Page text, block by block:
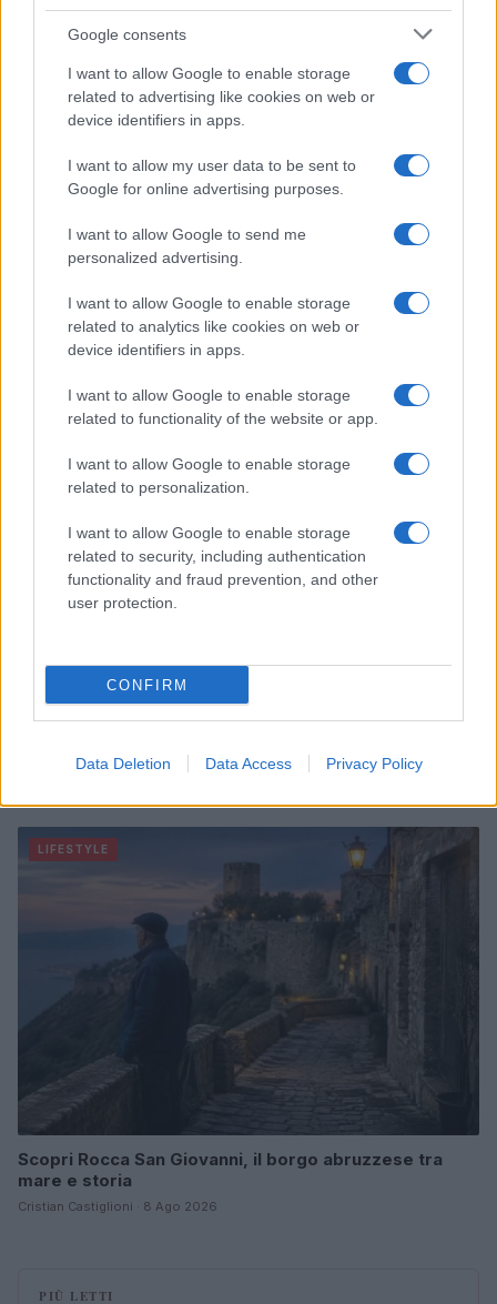
Google consents
I want to allow Google to enable storage
related to advertising like cookies on web or
device identifiers in apps.
I want to allow my user data to be sent to
Google for online advertising purposes.
I want to allow Google to send me
personalized advertising.
I want to allow Google to enable storage
related to analytics like cookies on web or
device identifiers in apps.
I want to allow Google to enable storage
related to functionality of the website or app.
I want to allow Google to enable storage
related to personalization.
I want to allow Google to enable storage
related to security, including authentication
functionality and fraud prevention, and other
user protection.
CONFIRM
Data Deletion Data Access Privacy Policy
LIFESTYLE
Sri Lanka: itinerari tra spiritualità, architettura e
Matteo Pellegrino · 8 Ago 2026
Copenhagen Fashion Week SS27: le novità che stanno
rivoluzionando la moda
LIFESTYLE
Scopri Rocca San Giovanni, il borgo abruzzese tra
mare e storia
Cristian Castiglioni · 8 Ago 2026
PIÙ LETTI